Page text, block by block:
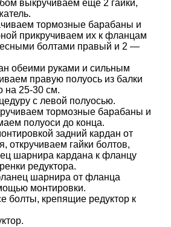
выкручиваем еще 2 гайки,
тормозные барабаны и
прикручиваем их к фланцам
болтами правый и 2 —
обеими руками и сильным
правую полуось из балки
на 25-30 см.
с левой полуосью.
тормозные барабаны и
полуоси до конца.
задний кардан от
откручиваем гайки болтов,
шарнира кардана к фланцу
редуктора.
шарнира от фланца
монтировки.
болты, крепящие редуктор к